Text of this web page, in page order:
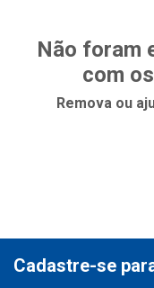
Não foram
com
Remova ou
Cadastre-se